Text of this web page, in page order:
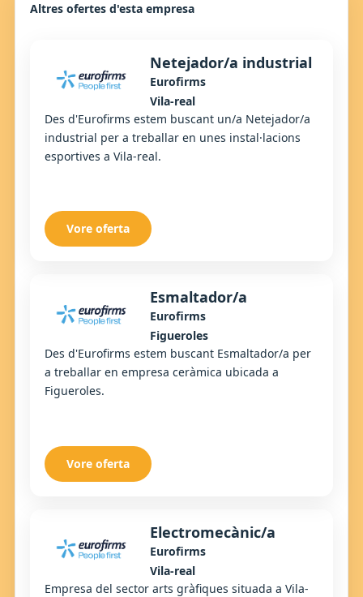
Altres ofertes d'esta empresa
Netejador/a industrial
Eurofirms
Vila-real
Des d'Eurofirms estem buscant un/a Netejador/a
industrial per a treballar en unes instal·lacions
esportives a Vila-real.
Vore oferta
Esmaltador/a
Eurofirms
Figueroles
Des d'Eurofirms estem buscant Esmaltador/a per
a treballar en empresa ceràmica ubicada a
Figueroles.
Vore oferta
Electromecànic/a
Eurofirms
Vila-real
Empresa del sector arts gràfiques situada a Vila-